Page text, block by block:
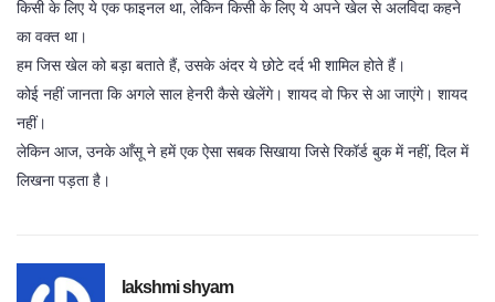
किसी के लिए ये एक फाइनल था, लेकिन किसी के लिए ये अपने खेल से अलविदा कहने
का वक्त था।
हम जिस खेल को बड़ा बताते हैं, उसके अंदर ये छोटे दर्द भी शामिल होते हैं।
कोई नहीं जानता कि अगले साल हेनरी कैसे खेलेंगे। शायद वो फिर से आ जाएंगे। शायद
नहीं।
लेकिन आज, उनके आँसू ने हमें एक ऐसा सबक सिखाया जिसे रिकॉर्ड बुक में नहीं, दिल में
लिखना पड़ता है।
lakshmi shyam